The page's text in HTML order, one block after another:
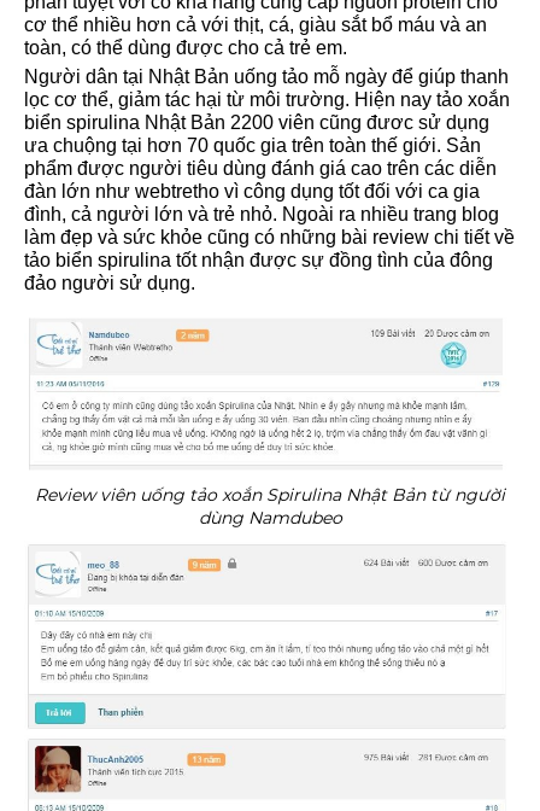
cơ thể nhiều hơn cả với thịt, cá, giàu sắt bổ máu và an
toàn, có thể dùng được cho cả trẻ em.
Người dân tại Nhật Bản uống tảo mỗ ngày để giúp thanh
lọc cơ thể, giảm tác hại từ môi trường. Hiện nay tảo xoắn
biển spirulina Nhật Bản 2200 viên cũng đươc sử dụng
ưa chuộng tại hơn 70 quốc gia trên toàn thế giới. Sản
phẩm được người tiêu dùng đánh giá cao trên các diễn
đàn lớn như webtretho vì công dụng tốt đối với ca gia
đình, cả người lớn và trẻ nhỏ. Ngoài ra nhiều trang blog
làm đẹp và sức khỏe cũng có những bài review chi tiết về
tảo biển spirulina tốt nhận được sự đồng tình của đông
đảo người sử dụng.
Review viên uống tảo xoắn Spirulina Nhật Bản từ người
dùng Namdubeo